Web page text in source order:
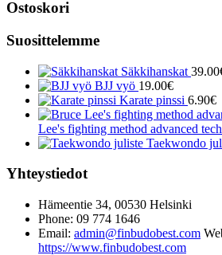
Ostoskori
Suosittelemme
Säkkihanskat 39.00
BJJ vyö 19.00€
Karate pinssi 6.90€
Lee's fighting method advanced
Taekwondo
Yhteystiedot
Hämeentie 34, 00530 Helsinki
Phone: 09 774 1646
Email: admin@finbudobest.com
https://www.finbudobest.com